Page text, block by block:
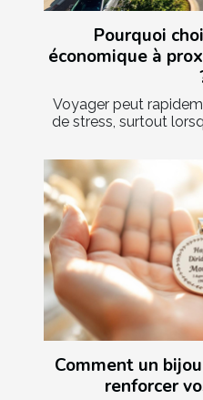
Pourquoi
économique à
Voyager peut
de stress, surtout
Comment un
renforcer